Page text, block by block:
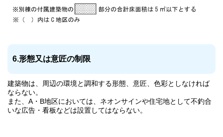
6.形態又は意匠の制限
建築物は、周辺の環境と調和する形態、意匠、色彩としなければ
ならない。
また、A・B地区においては、ネオンサインや住宅地として不釣合
いな広告・看板などは設置してはならない。